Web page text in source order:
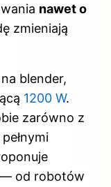
nawet o
zmieniają
blender,
1200 W.
zarówno z
od robotów